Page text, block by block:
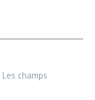
Les champs